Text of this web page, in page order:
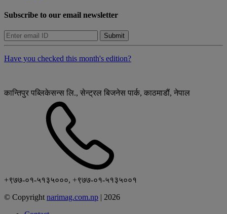
Subscribe to our email newsletter
Submit
Have you checked this month's edition?
कान्तिपुर पब्लिकेसन्स लि., सेन्ट्रल बिजनेस पार्क, काठमाडौं, नेपाल
+९७७-०१-५१३५०००, +९७७-०१-५१३५००१
© Copyright narimag.com.np | 2026